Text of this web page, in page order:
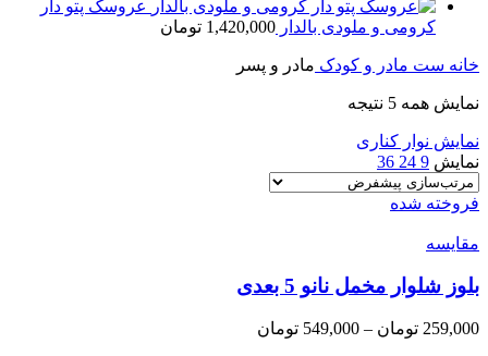
عروسک پتو دار
کرومی و ملودی بالدار 1,420,000 تومان
خانه ست مادر و کودک مادر و پسر
نمایش همه 5 نتیجه
نمایش نوار کناری
نمایش 9
24
36
فروخته شده
مقايسه
بلوز شلوار مخمل نانو 5 بعدی
259,000 تومان –
549,000 تومان